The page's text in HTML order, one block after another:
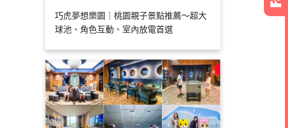
巧虎夢想樂園｜桃園親子景點推薦～超大
球池、角色互動、室內放電首選